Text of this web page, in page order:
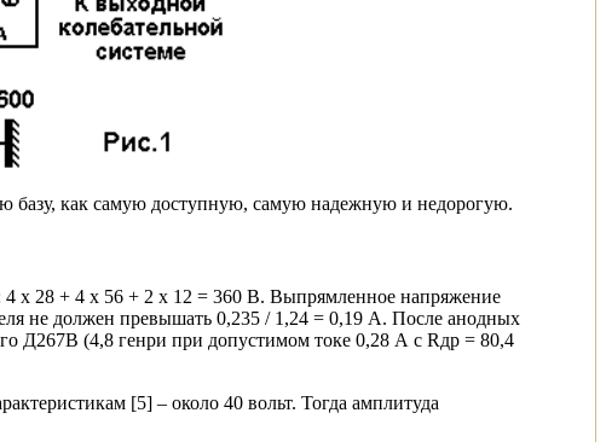
базу, как самую доступную, самую надежную и недорогую.
х 28 + 4 х 56 + 2 х 12 = 360 В. Выпрямленное напряжение
не должен превышать 0,235 / 1,24 = 0,19 А. После анодных
Д267В (4,8 генри при допустимом токе 0,28 А с Rдр = 80,4
[5] – около 40 вольт. Тогда амплитуда